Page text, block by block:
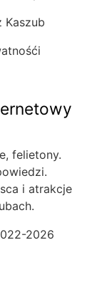
Kaszub
felietony.
i atrakcje
2026